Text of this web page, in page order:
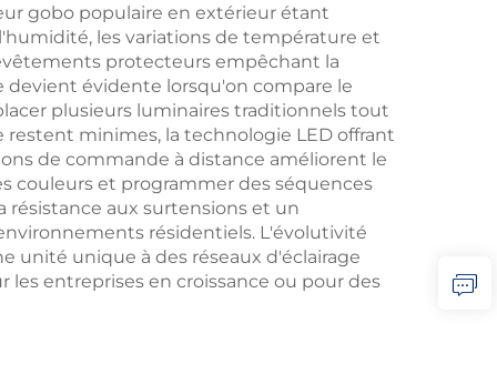
gobo populaire en extérieur étant
les variations de température et
protecteurs empêchant la
devient évidente lorsqu'on compare le
plusieurs luminaires traditionnels tout
minimes, la technologie LED offrant
de commande à distance améliorent le
couleurs et programmer des séquences
résistance aux surtensions et un
résidentiels. L'évolutivité
unité unique à des réseaux d'éclairage
entreprises en croissance ou pour des